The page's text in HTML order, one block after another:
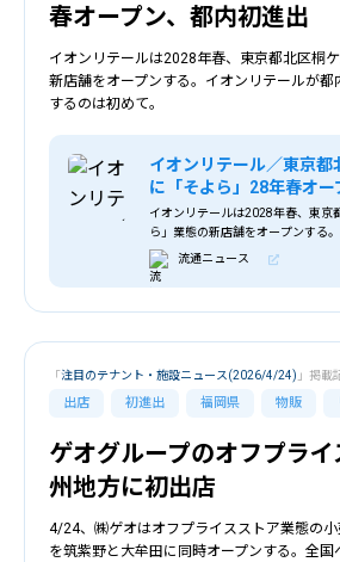
春オープン、都内初進出
イオンリテールは2028年春、東京都北区桐
新店舗をオープンする。イオンリテールが
するのは初めて。
イオンリテール／東京都
に「そよら」28年春オー
イオンリテールは2028年春、東京
ら」業態の新店舗をオープンする
ンリテールが都内に「そよら」を出
JR「赤羽駅」の西側エリアに広がる
流通ニュース
出店 初進出 福岡県 物販
「注目のテナント・施設ニュース(2026/4/24) 」掲載
ゲオグループのオフプラ
州地方に初出店
4/24、㈱ゲオはオフプライスストア業態の小
を筑紫野と大牟田に同時オープンする。全国